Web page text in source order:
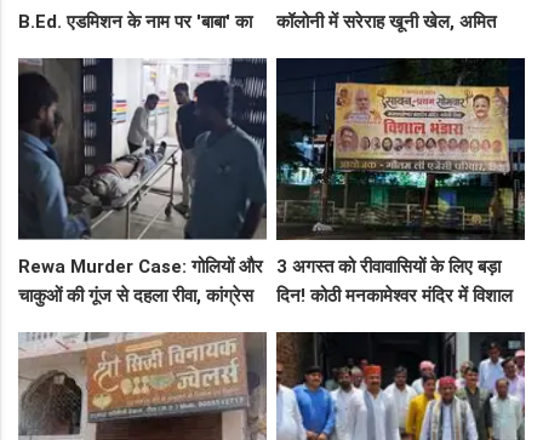
B.Ed. एडमिशन के नाम पर 'बाबा' का
और फिर FIR
कॉलोनी में सरेराह खूनी खेल, अमित
Rewa Murder Case: गोलियों और
चाकुओं की गूंज से दहला रीवा, कांग्रेस
गिरफ्तार!
3 अगस्त को रीवावासियों के लिए बड़ा
दिन! कोठी मनकामेश्वर मंदिर में विशाल